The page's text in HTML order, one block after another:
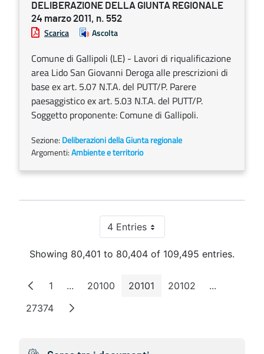
DELIBERAZIONE DELLA GIUNTA REGIONALE
24 marzo 2011, n. 552
Scarica Ascolta
Comune di Gallipoli (LE) - Lavori di riqualificazione
area Lido San Giovanni Deroga alle prescrizioni di
base ex art. 5.07 N.T.A. del PUTT/P. Parere
paesaggistico ex art. 5.03 N.T.A. del PUTT/P.
Soggetto proponente: Comune di Gallipoli.
Sezione: Deliberazioni della Giunta regionale
Argomenti:Ambiente e territorio
4 EntriesPer Page
Showing 80,401 to 80,404 of 109,495 entries.
Page
1 ...Intermediate Pages
Page
20100 Page
20101 Page
20102 ...
Page
27374